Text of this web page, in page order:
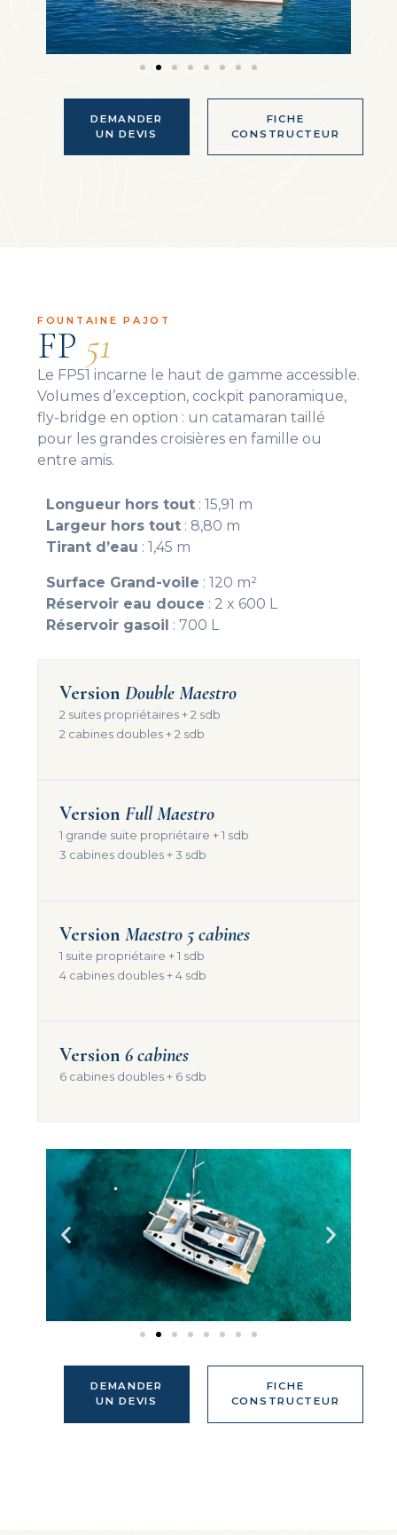
DEMANDER
UN DEVIS
FICHE
CONSTRUCTEUR
DEMANDER
UN DEVIS
FICHE
CONSTRUCTEUR
FOUNTAINE PAJOT
FP 51
Le FP51 incarne le haut de gamme accessible.
Volumes d’exception, cockpit panoramique,
fly-bridge en option : un catamaran taillé
pour les grandes croisières en famille ou
entre amis.
Longueur hors tout : 15,91 m
Largeur hors tout : 8,80 m
Tirant d’eau : 1,45 m
Surface Grand-voile : 120 m²
Réservoir eau douce : 2 x 600 L
Réservoir gasoil : 700 L
Version Double Maestro
2 suites propriétaires + 2 sdb
2 cabines doubles + 2 sdb
Version Full Maestro
1 grande suite propriétaire + 1 sdb
3 cabines doubles + 3 sdb
Version Maestro 5 cabines
1 suite propriétaire + 1 sdb
4 cabines doubles + 4 sdb
Version 6 cabines
6 cabines doubles + 6 sdb